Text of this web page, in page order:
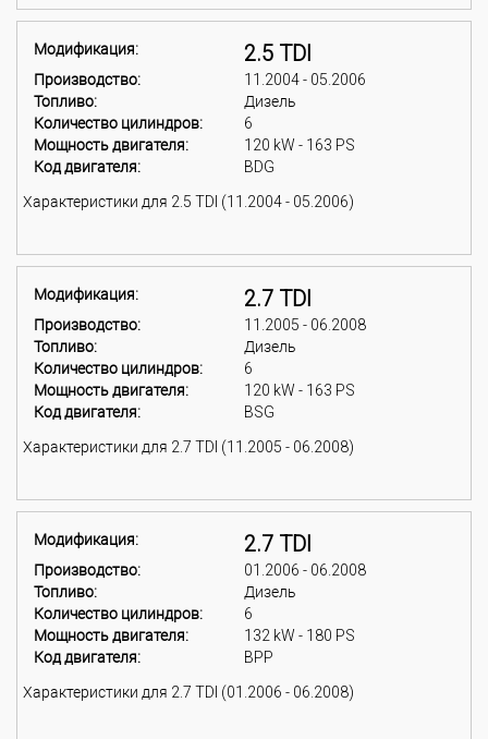
Модификация: 2.5 TDI
Производство:
11.2004 - 05.2006
Топливо:
Дизель
Количество цилиндров:
6
Мощность двигателя:
120 kW - 163 PS
Код двигателя:
BDG
Характеристики для 2.5 TDI (11.2004 - 05.2006)
Модификация: 2.7 TDI
Производство:
11.2005 - 06.2008
Топливо:
Дизель
Количество цилиндров:
6
Мощность двигателя:
120 kW - 163 PS
Код двигателя:
BSG
Характеристики для 2.7 TDI (11.2005 - 06.2008)
Модификация: 2.7 TDI
Производство:
01.2006 - 06.2008
Топливо:
Дизель
Количество цилиндров:
6
Мощность двигателя:
132 kW - 180 PS
Код двигателя:
BPP
Характеристики для 2.7 TDI (01.2006 - 06.2008)